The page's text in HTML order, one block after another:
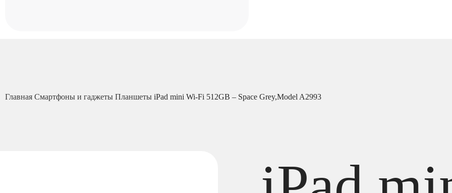
Главная Смартфоны и гаджеты Планшеты iPad mini Wi-Fi 512GB – Space Grey,Model A2993